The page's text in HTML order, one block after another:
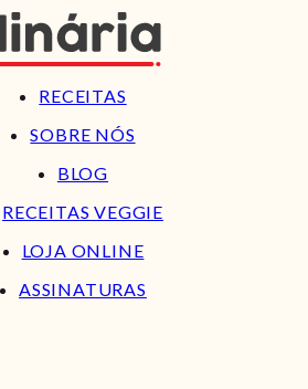
RECEITAS
SOBRE NÓS
BLOG
RECEITAS VEGGIE
LOJA ONLINE
ASSINATURAS